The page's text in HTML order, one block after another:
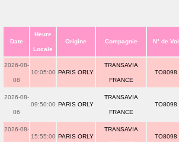
Date
Heure
Locale
Origine Compagnie N° de Vol
2026-08-
08
10:05:00 PARIS ORLY
TRANSAVIA
FRANCE
TO8098
2026-08-
06
09:50:00 PARIS ORLY
TRANSAVIA
FRANCE
TO8098
2026-08-
15:55:00 PARIS ORLY
TRANSAVIA
TO8098